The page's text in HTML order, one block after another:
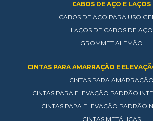
CABOS DE AÇO E LAÇOS
CABOS DE AÇO PARA USO
LAÇOS DE CABOS DE AÇO
GROMMET ALEMÃO
CINTAS PARA AMARRAÇÃO E
CINTAS PARA AMARRAÇÃO
CINTAS PARA ELEVAÇÃO PADRÃO
CINTAS PARA ELEVAÇÃO PADRÃO
CINTAS METÁLICAS